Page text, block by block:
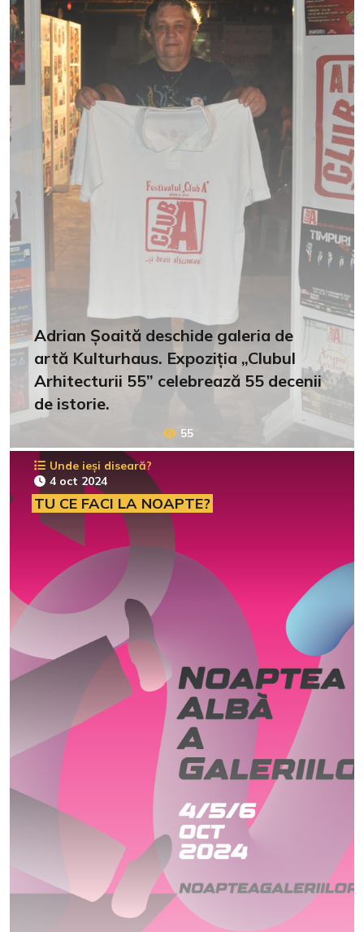
Adrian Șoaită deschide galeria de
artă Kulturhaus. Expoziția „Clubul
Arhitecturii 55” celebrează 55 decenii
de istorie.
55
Unde ieși diseară?
4 oct 2024
TU CE FACI LA NOAPTE?